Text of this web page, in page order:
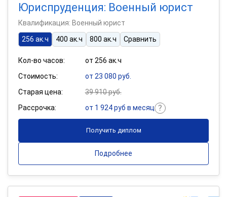
Юриспруденция: Военный юрист
Квалификация: Военный юрист
256 ак.ч
400 ак.ч 800 ак.ч Сравнить
Кол-во часов:
от 256 ак.ч
Стоимость:
от 23 080 руб.
Старая цена:
39 910 руб.
Рассрочка:
от 1 924 руб в месяц
Получить диплом
Подробнее